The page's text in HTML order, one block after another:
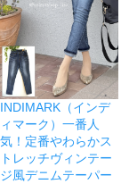
INDIMARK（インデ
ィマーク）一番人
気！定番やわらかス
トレッチヴィンテー
ジ風デニムテーパー